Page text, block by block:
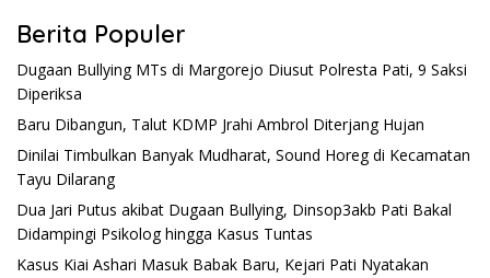
Berita Populer
Dugaan Bullying MTs di Margorejo Diusut Polresta Pati, 9 Saksi
Diperiksa
Baru Dibangun, Talut KDMP Jrahi Ambrol Diterjang Hujan
Dinilai Timbulkan Banyak Mudharat, Sound Horeg di Kecamatan
Tayu Dilarang
Dua Jari Putus akibat Dugaan Bullying, Dinsop3akb Pati Bakal
Didampingi Psikolog hingga Kasus Tuntas
Kasus Kiai Ashari Masuk Babak Baru, Kejari Pati Nyatakan